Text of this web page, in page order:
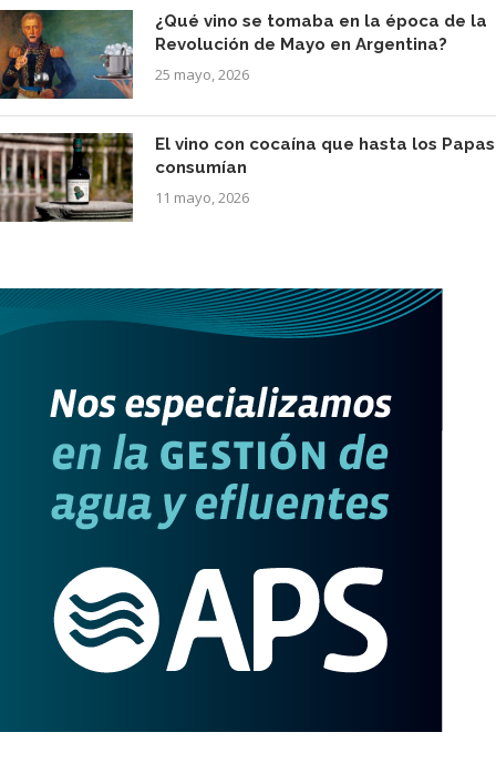
¿Qué vino se tomaba en la época de la
Revolución de Mayo en Argentina?
25 mayo, 2026
El vino con cocaína que hasta los Papas
consumían
11 mayo, 2026